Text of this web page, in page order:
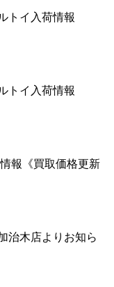
トイ入荷情報
トイ入荷情報
報《買取価格更新
治木店よりお知ら